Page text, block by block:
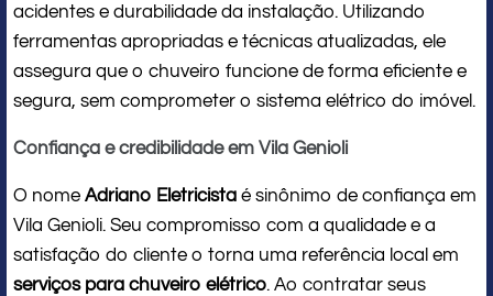
acidentes e durabilidade da instalação. Utilizando
ferramentas apropriadas e técnicas atualizadas, ele
assegura que o chuveiro funcione de forma eficiente e
segura, sem comprometer o sistema elétrico do imóvel.
Confiança e credibilidade em Vila Genioli
O nome Adriano Eletricista é sinônimo de confiança em
Vila Genioli. Seu compromisso com a qualidade e a
satisfação do cliente o torna uma referência local em
serviços para chuveiro elétrico. Ao contratar seus